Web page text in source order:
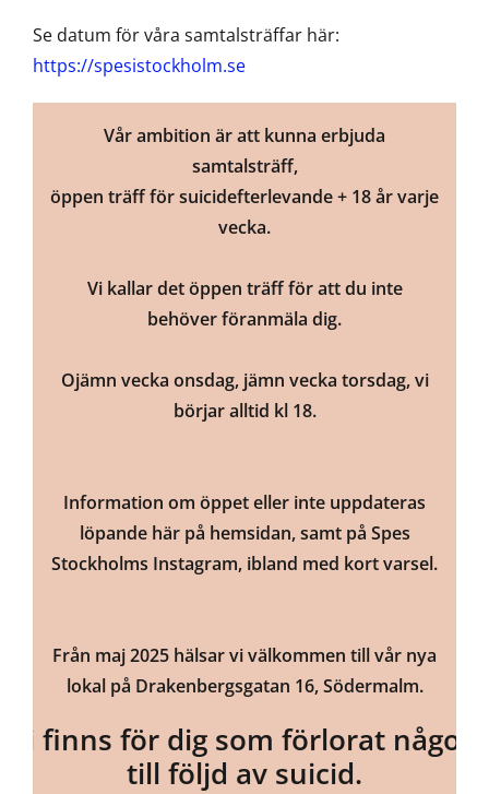
Se datum för våra samtalsträffar här:
https://spesistockholm.se
Vår ambition är att kunna erbjuda
samtalsträff,
öppen träff för suicidefterlevande + 18 år varje
vecka.
Vi kallar det öppen träff för att du inte
behöver föranmäla dig.
Ojämn vecka onsdag, jämn vecka torsdag, vi
börjar alltid kl 18.
Information om öppet eller inte uppdateras
löpande här på hemsidan, samt på Spes
Stockholms Instagram, ibland med kort varsel.
Från maj 2025 hälsar vi välkommen till vår nya
lokal på Drakenbergsgatan 16, Södermalm.
Vi finns för dig som förlorat någon
till följd av suicid.